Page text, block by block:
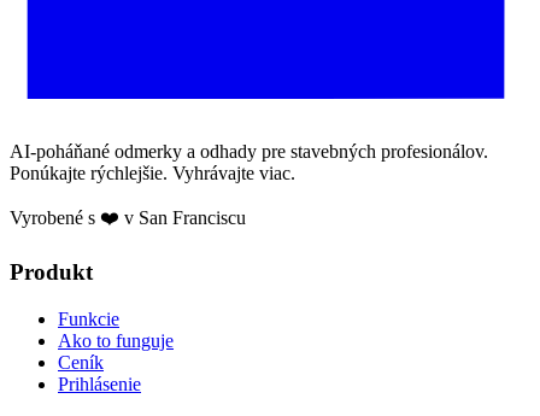
AI-poháňané odmerky a odhady pre stavebných profesionálov.
Ponúkajte rýchlejšie. Vyhrávajte viac.
Vyrobené s ❤️ v San Franciscu
Produkt
Funkcie
Ako to funguje
Ceník
Prihlásenie